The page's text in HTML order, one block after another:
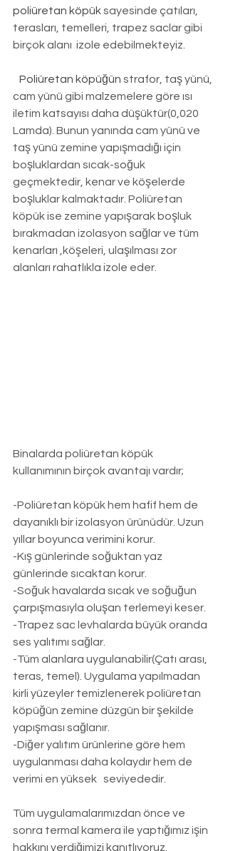
poliüretan köpük sayesinde çatıları,
terasları, temelleri, trapez saclar gibi
birçok alanı  izole edebilmekteyiz.
Poliüretan köpüğün strafor, taş yünü,
cam yünü gibi malzemelere göre ısı
iletim katsayısı daha düşüktür(0,020
Lamda). Bunun yanında cam yünü ve
taş yünü zemine yapışmadığı için
boşluklardan sıcak-soğuk
geçmektedir, kenar ve köşelerde
boşluklar kalmaktadır. Poliüretan
köpük ise zemine yapışarak boşluk
bırakmadan izolasyon sağlar ve tüm
kenarları ,köşeleri, ulaşılması zor
alanları rahatlıkla izole eder.
Binalarda poliüretan köpük
kullanımının birçok avantajı vardır;
-Poliüretan köpük hem hafif hem de
dayanıklı bir izolasyon ürünüdür. Uzun
yıllar boyunca verimini korur.
-Kış günlerinde soğuktan yaz
günlerinde sıcaktan korur.
-Soğuk havalarda sıcak ve soğuğun
çarpışmasıyla oluşan terlemeyi keser.
-Trapez sac levhalarda büyük oranda
ses yalıtımı sağlar.
-Tüm alanlara uygulanabilir(Çatı arası,
teras, temel). Uygulama yapılmadan
kirli yüzeyler temizlenerek poliüretan
köpüğün zemine düzgün bir şekilde
yapışması sağlanır.
-Diğer yalıtım ürünlerine göre hem
uygulanması daha kolaydır hem de
verimi en yüksek   seviyededir.
Tüm uygulamalarımızdan önce ve
sonra termal kamera ile yaptığımız işin
hakkını verdiğimizi kanıtlıyoruz.